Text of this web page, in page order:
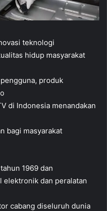
teknologi
hidup masyarakat
produk
di Indonesia menandakan
bagi masyarakat
1969 dan
elektronik dan peralatan
cabang diseluruh dunia